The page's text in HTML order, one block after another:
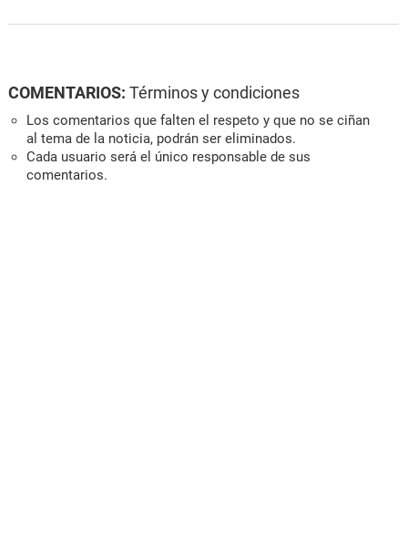
COMENTARIOS: Términos y condiciones
Los comentarios que falten el respeto y que no se ciñan
al tema de la noticia, podrán ser eliminados.
Cada usuario será el único responsable de sus
comentarios.